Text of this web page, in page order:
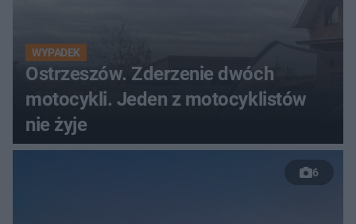
WYPADEK
Ostrzeszów. Zderzenie dwóch
motocykli. Jeden z motocyklistów
nie żyje
6